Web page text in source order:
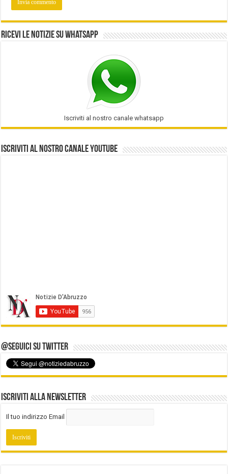
Ricevi le notizie su Whatsapp
Iscriviti al nostro canale whatsapp
Iscriviti al nostro Canale Youtube
@Seguici su Twitter
Iscriviti alla Newsletter
Il tuo indirizzo Email